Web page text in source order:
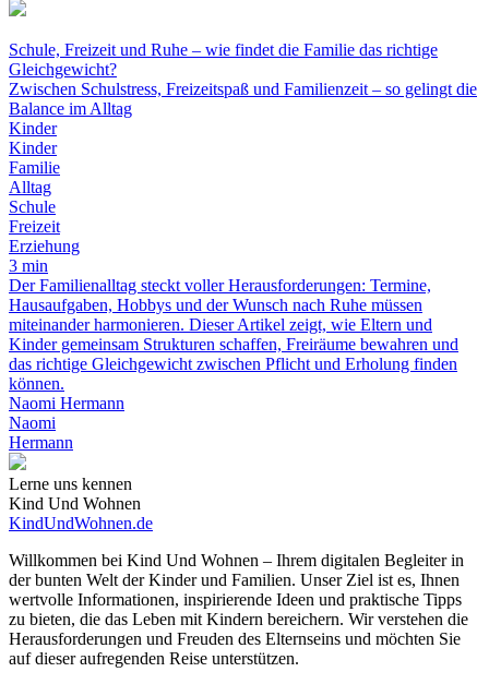
Schule, Freizeit und Ruhe – wie findet die Familie das richtige
Gleichgewicht?
Zwischen Schulstress, Freizeitspaß und Familienzeit – so gelingt die
Balance im Alltag
Kinder
Kinder
Familie
Alltag
Schule
Freizeit
Erziehung
3 min
Der Familienalltag steckt voller Herausforderungen: Termine,
Hausaufgaben, Hobbys und der Wunsch nach Ruhe müssen
miteinander harmonieren. Dieser Artikel zeigt, wie Eltern und
Kinder gemeinsam Strukturen schaffen, Freiräume bewahren und
das richtige Gleichgewicht zwischen Pflicht und Erholung finden
können.
Naomi Hermann
Naomi
Hermann
Lerne uns kennen
Kind Und Wohnen
KindUndWohnen.de
Willkommen bei Kind Und Wohnen – Ihrem digitalen Begleiter in
der bunten Welt der Kinder und Familien. Unser Ziel ist es, Ihnen
wertvolle Informationen, inspirierende Ideen und praktische Tipps
zu bieten, die das Leben mit Kindern bereichern. Wir verstehen die
Herausforderungen und Freuden des Elternseins und möchten Sie
auf dieser aufregenden Reise unterstützen.